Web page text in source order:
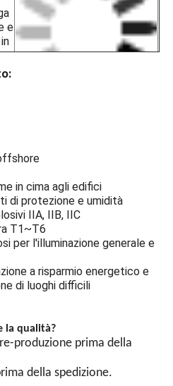
e
La protezione
temperato ad alta resistenza
impedisce alle scintille
dell'arco elettrico di entrare
in contatto con gas
infiammabili e causare
in cima agli edifici
di protezione e umidità
IIA, IIB, IIC
T1~T6
per l'illuminazione generale e
a risparmio energetico e
di luoghi difficili
la qualità?
produzione prima della
della spedizione.